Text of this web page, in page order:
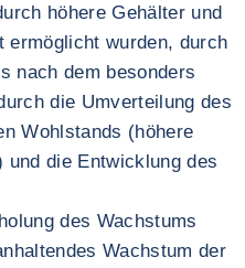
höhere Gehälter und
ermöglicht wurden, durch
nach dem besonders
die Umverteilung des
Wohlstands (höhere
und die Entwicklung des
des Wachstums
Wachstum der